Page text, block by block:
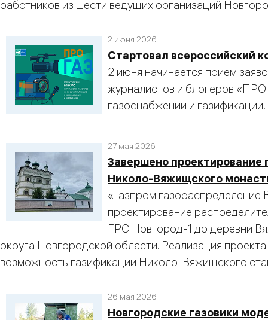
работников из шести ведущих организаций
2 июня 2026
Стартовал всероссийский
2 июня начинается прием
журналистов и блогеров
газоснабжении и газификации.
27 мая 2026
Завершено проектирование
Николо-Вяжищского
«Газпром
проектирование
ГРС Новгород-1 до деревни
округа Новгородской области. Реализация
возможность газификации Николо-Вяжищского
26 мая 2026
Новгородские газовики